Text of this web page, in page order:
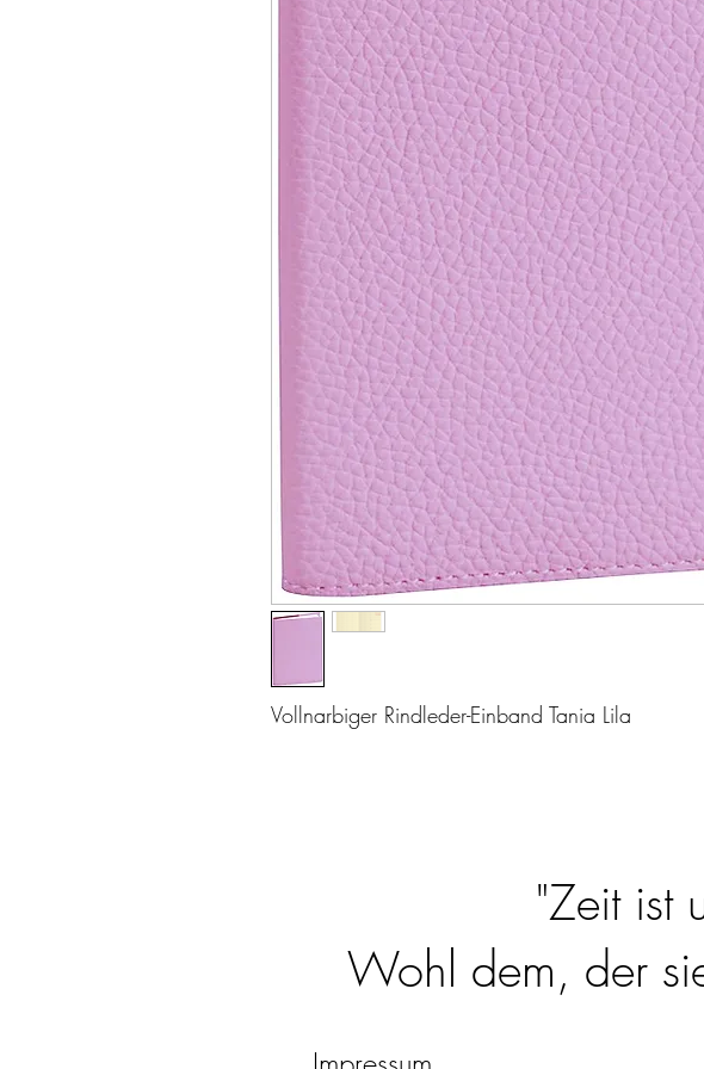
Vollnarbiger Rindleder-Einband Tania Lila
"Zeit ist
Wohl dem, der